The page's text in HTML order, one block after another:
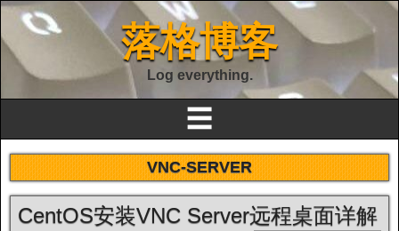
落格博客
Log everything.
☰
VNC-SERVER
CentOS安装VNC Server远程桌面详解